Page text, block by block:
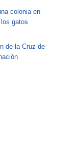
colonia en
gatos
de la Cruz de